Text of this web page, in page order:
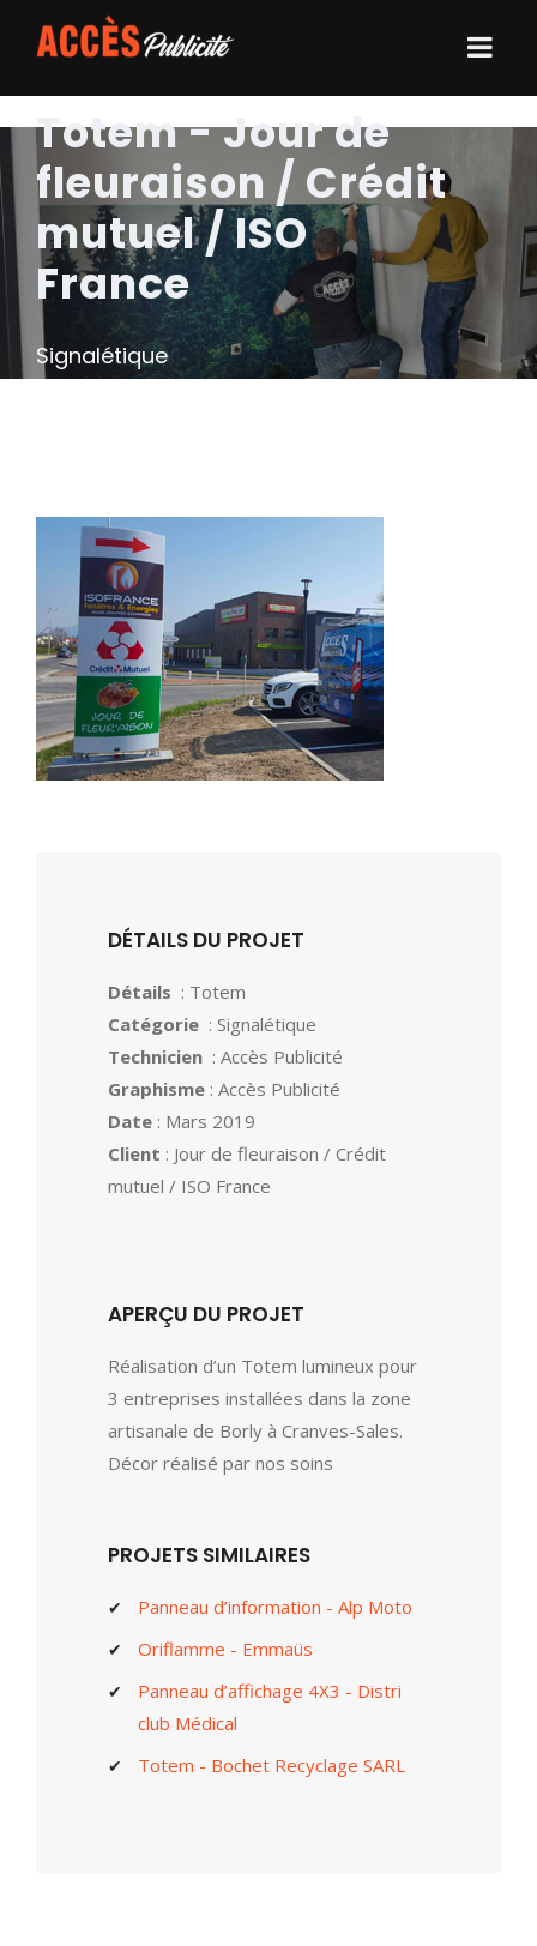
Totem - Jour de
fleuraison / Crédit
mutuel / ISO
France
Signalétique
DÉTAILS DU PROJET
Détails : Totem
Catégorie : Signalétique
Technicien : Accès Publicité
Graphisme : Accès Publicité
Date : Mars 2019
Client : Jour de fleuraison / Crédit
mutuel / ISO France
APERÇU DU PROJET
Réalisation d’un Totem lumineux pour
3 entreprises installées dans la zone
artisanale de Borly à Cranves-Sales.
Décor réalisé par nos soins
PROJETS SIMILAIRES
Panneau d’information - Alp Moto
Oriflamme - Emmaüs
Panneau d’affichage 4X3 - Distri
club Médical
Totem - Bochet Recyclage SARL